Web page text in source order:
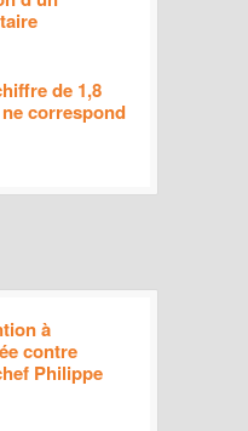
de 1,8
correspond
à
contre
Philippe